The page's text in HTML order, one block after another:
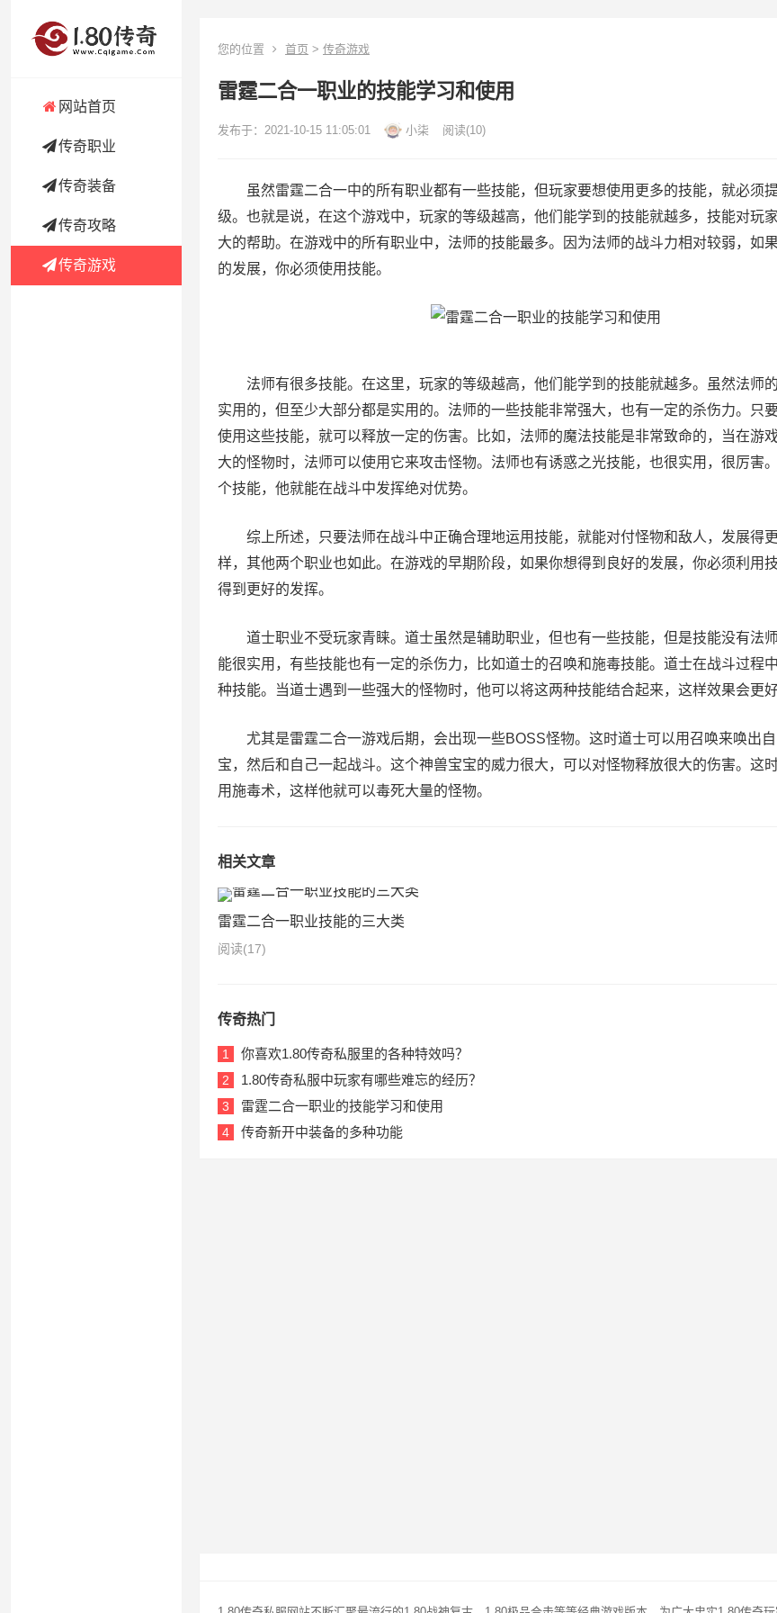
网站首页
传奇职业
传奇装备
传奇攻略
传奇游戏
您的位置 首页 > 传奇游戏
雷霆二合一职业的技能学习和使用
发布于：2021-10-15 11:05:01 小柒 阅读(10)
虽然雷霆二合一中的所有职业都有一些技能，但玩家要想使用更多的技能，就必须
级。也就是说，在这个游戏中，玩家的等级越高，他们能学到的技能就越多，技能对玩
大的帮助。在游戏中的所有职业中，法师的技能最多。因为法师的战斗力相对较弱，如
的发展，你必须使用技能。
法师有很多技能。在这里，玩家的等级越高，他们能学到的技能就越多。虽然法师
实用的，但至少大部分都是实用的。法师的一些技能非常强大，也有一定的杀伤力。只
使用这些技能，就可以释放一定的伤害。比如，法师的魔法技能是非常致命的，当在游
大的怪物时，法师可以使用它来攻击怪物。法师也有诱惑之光技能，也很实用，很厉害
个技能，他就能在战斗中发挥绝对优势。
综上所述，只要法师在战斗中正确合理地运用技能，就能对付怪物和敌人，发展得
样，其他两个职业也如此。在游戏的早期阶段，如果你想得到良好的发展，你必须利用
得到更好的发挥。
道士职业不受玩家青睐。道士虽然是辅助职业，但也有一些技能，但是技能没有法
能很实用，有些技能也有一定的杀伤力，比如道士的召唤和施毒技能。道士在战斗过程
种技能。当道士遇到一些强大的怪物时，他可以将这两种技能结合起来，这样效果会更好
尤其是雷霆二合一游戏后期，会出现一些BOSS怪物。这时道士可以用召唤来唤出自
宝，然后和自己一起战斗。这个神兽宝宝的威力很大，可以对怪物释放很大的伤害。这
用施毒术，这样他就可以毒死大量的怪物。
相关文章
雷霆二合一职业技能的三大类
阅读(17)
传奇热门
1 你喜欢1.80传奇私服里的各种特效吗？
2 1.80传奇私服中玩家有哪些难忘的经历？
3 雷霆二合一职业的技能学习和使用
4 传奇新开中装备的多种功能